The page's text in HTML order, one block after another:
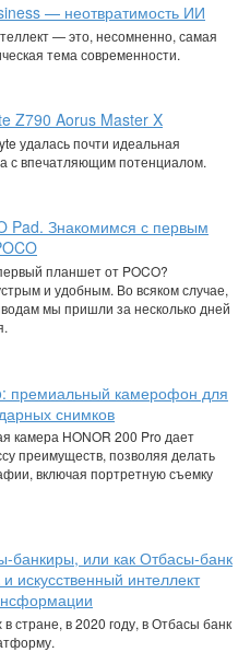
— неотвратимость ИИ
— это, несомненно, самая
тема современности.
Z790 Aorus Master X
удалась почти идеальная
с впечатляющим потенциалом.
Pad. Знакомимся с первым
планшет от POCO?
и удобным. Во всяком случае,
мы пришли за несколько дней
премиальный камерофон для
снимков
камера HONOR 200 Pro дает
преимуществ, позволяя делать
включая портретную съемку
банкиры, или как Отбасы-банк
искусственный интеллект
стране, в 2020 году, в Отбасы банк